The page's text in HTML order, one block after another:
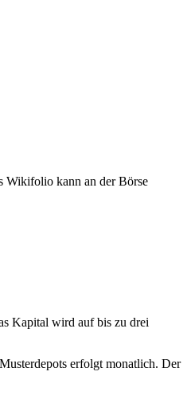
Wikifolio kann an der Börse
Kapital wird auf bis zu drei
erfolgt monatlich. Der